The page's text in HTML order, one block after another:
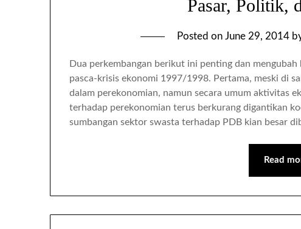
Pasar, Politik,
Posted on June 29, 2014
Dua perkembangan berikut ini penting dan
pasca-krisis ekonomi 1997/1998. Pertama, meski di
dalam perekonomian, namun secara umum aktivitas
terhadap perekonomian terus berkurang digantikan
sumbangan sektor swasta terhadap PDB kian besar
Read